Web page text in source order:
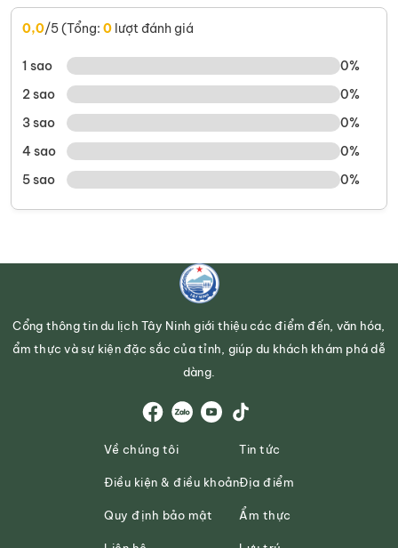
0,0/5 (Tổng: 0 lượt đánh giá
1 sao
0%
2 sao
0%
3 sao
0%
4 sao
0%
5 sao
0%
Cổng thông tin du lịch Tây Ninh giới thiệu các điểm đến, văn hóa,
ẩm thực và sự kiện đặc sắc của tỉnh, giúp du khách khám phá dễ
dàng.
Về chúng tôi
Điều kiện & điều khoản
Quy định bảo mật
Tin tức
Địa điểm
Ẩm thực